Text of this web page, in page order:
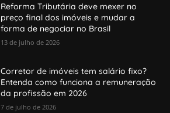
Reforma Tributária deve mexer no
preço final dos imóveis e mudar a
forma de negociar no Brasil
13 de julho de 2026
Corretor de imóveis tem salário fixo?
Entenda como funciona a remuneração
da profissão em 2026
7 de julho de 2026